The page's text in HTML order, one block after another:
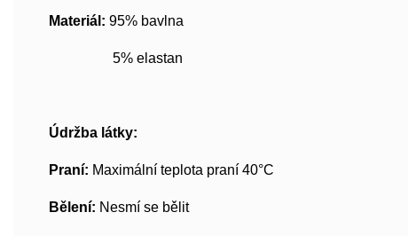
Materiál: 95% bavlna
5% elastan
Údržba látky:
Praní: Maximální teplota praní 40°C
Bělení: Nesmí se bělit